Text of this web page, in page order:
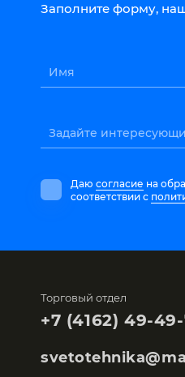
Заполните форму,
Имя
Задайте
Даю согласие на
соответствии с
Торговый отдел
+7 (4162) 49-